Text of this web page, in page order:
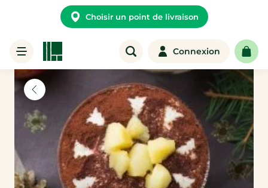
Choisir un point de livraison
Connexion